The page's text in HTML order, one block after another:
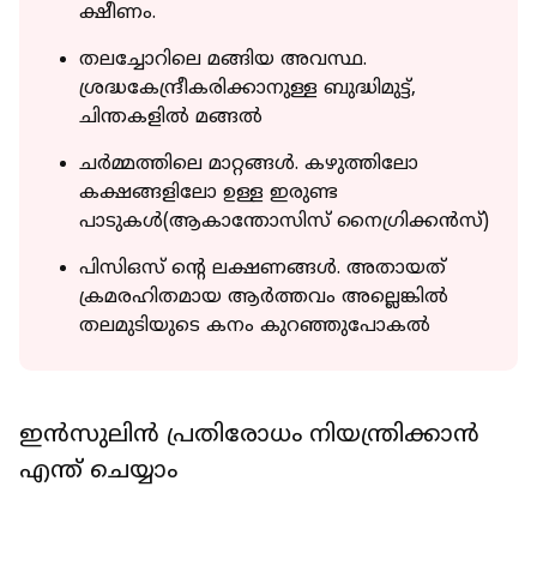
ക്ഷീണം.
തലച്ചോറിലെ മങ്ങിയ അവസ്ഥ.
ശ്രദ്ധകേന്ദ്രീകരിക്കാനുള്ള ബുദ്ധിമുട്ട്,
ചിന്തകളില്‍ മങ്ങല്‍
ചര്‍മ്മത്തിലെ മാറ്റങ്ങള്‍. കഴുത്തിലോ
കക്ഷങ്ങളിലോ ഉള്ള ഇരുണ്ട
പാടുകള്‍(ആകാന്തോസിസ് നൈഗ്രിക്കന്‍സ്)
പിസിഒസ് ന്റെ ലക്ഷണങ്ങള്‍. അതായത്
ക്രമരഹിതമായ ആര്‍ത്തവം അല്ലെങ്കില്‍
തലമുടിയുടെ കനം കുറഞ്ഞുപോകല്‍
ഇന്‍സുലിന്‍ പ്രതിരോധം നിയന്ത്രിക്കാന്‍
എന്ത് ചെയ്യാം